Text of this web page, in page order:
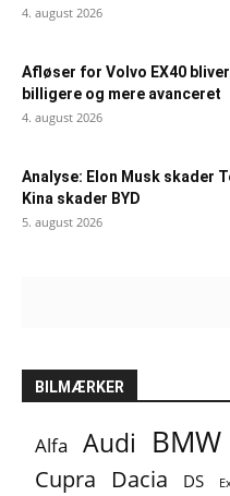
4. august 2026
Afløser for Volvo EX40
billigere og mere avanceret
4. august 2026
Analyse: Elon Musk skader
Kina skader BYD
5. august 2026
BILMÆRKER
Alfa Audi BMW
Cupra Dacia DS